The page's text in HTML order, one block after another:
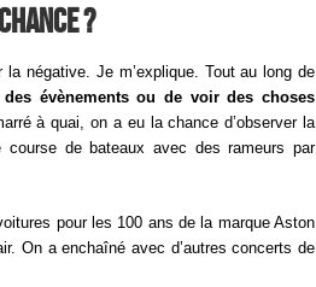
?
négative. Je m’explique. Tout au long de
évènements ou de voir des choses
à quai, on a eu la chance d’observer la
de bateaux avec des rameurs par
pour les 100 ans de la marque Aston
On a enchaîné avec d’autres concerts de